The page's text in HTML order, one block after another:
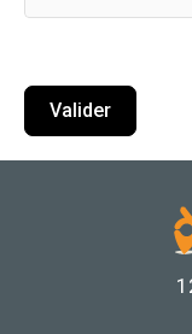
Valider